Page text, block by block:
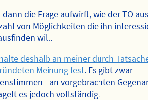
dann die Frage aufwirft, wie der TO
von Möglichkeiten die ihn
will.
deshalb an meiner durch
Meinung fest. Es gibt zwar
- an vorgebrachten
es jedoch vollständig.